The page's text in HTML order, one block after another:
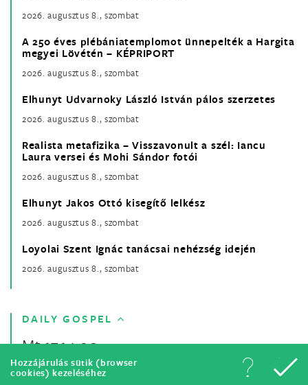
Hozzájárulás sütik (browser
cookies) kezeléséhez
2026. augusztus 8., szombat
A 250 éves plébániatemplomot ünnepelték a Hargita
megyei Lövétén – KÉPRIPORT
2026. augusztus 8., szombat
Elhunyt Udvarnoky László István pálos szerzetes
2026. augusztus 8., szombat
Realista metafizika – Visszavonult a szél: Iancu
Laura versei és Mohi Sándor fotói
2026. augusztus 8., szombat
Elhunyt Jakos Ottó kisegítő lelkész
2026. augusztus 8., szombat
Loyolai Szent Ignác tanácsai nehézség idején
2026. augusztus 8., szombat
DAILY GOSPEL
Mt 17,14-20